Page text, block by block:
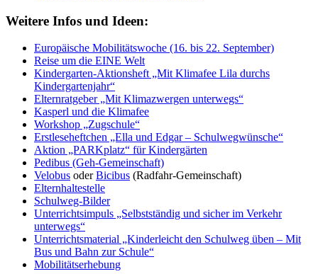
Weitere Infos und Ideen:
Europäische Mobilitätswoche (16. bis 22. September)
Reise um die EINE Welt
Kindergarten-Aktionsheft „Mit Klimafee Lila durchs
Kindergartenjahr“
Elternratgeber „Mit Klimazwergen unterwegs“
Kasperl und die Klimafee
Workshop „Zugschule“
Erstleseheftchen „Ella und Edgar – Schulwegwünsche“
Aktion „PARKplatz“ für Kindergärten
Pedibus (Geh-Gemeinschaft)
Velobus oderBicibus (Radfahr-Gemeinschaft)
Elternhaltestelle
Schulweg-Bilder
Unterrichtsimpuls „Selbstständig und sicher im Verkehr
unterwegs“
Unterrichtsmaterial „Kinderleicht den Schulweg üben – Mit
Bus und Bahn zur Schule“
Mobilitätserhebung